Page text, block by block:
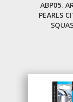
ABP05.
PEARLS